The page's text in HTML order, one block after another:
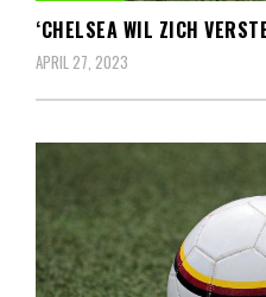
‘CHELSEA WIL ZICH
APRIL 27, 2023